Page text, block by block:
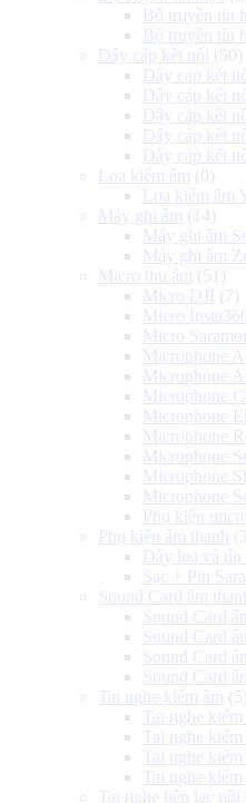
Bộ truyền tín
Bộ truyền tín
Dây cáp kết nối (50)
Dây cáp kết
Dây cáp kết
Dây cáp kết
Dây cáp kết
Dây cáp kết
Loa kiểm âm (0)
Loa kiểm âm
Máy ghi âm (14)
Máy ghi âm
Máy ghi âm
Micro thu âm (51)
Micro DJI (7)
Micro
Micro
Microphone
Microphone
Microphone
Microphone
Microphone
Microphone
Microphone
Microphone
Phụ kiện
Phụ kiện âm thanh
Dây loa và tín
Sạc + Pin
Sound Card âm thanh
Sound Card
Sound Card
Sound Card
Sound Card
Tai nghe kiểm âm (5)
Tai nghe
Tai nghe
Tai nghe
Tai nghe kiểm
Tai nghe liên lạc nội